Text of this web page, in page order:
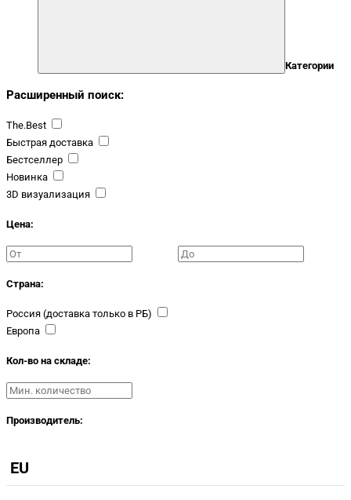
Категории
Расширенный поиск:
The.Best
Быстрая доставка
Бестселлер
Новинка
3D визуализация
Цена:
Страна:
Россия (доставка только в РБ)
Европа
Кол-во на складе:
Производитель:
EU